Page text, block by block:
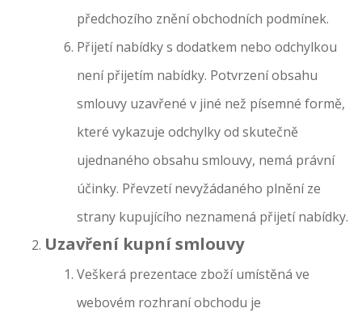
předchozího znění obchodních podmínek.
Přijetí nabídky s dodatkem nebo odchylkou
není přijetím nabídky. Potvrzení obsahu
smlouvy uzavřené v jiné než písemné formě,
které vykazuje odchylky od skutečně
ujednaného obsahu smlouvy, nemá právní
účinky. Převzetí nevyžádaného plnění ze
strany kupujícího neznamená přijetí nabídky.
Uzavření kupní smlouvy
Veškerá prezentace zboží umístěná ve
webovém rozhraní obchodu je